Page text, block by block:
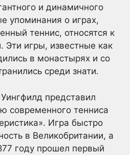
и динамичного
упоминания о играх,
теннис, относятся к
Эти игры, известные как
в монастырях и со
среди знати.
представил
современного тенниса
Игра быстро
в Великобритании, а
году прошел первый